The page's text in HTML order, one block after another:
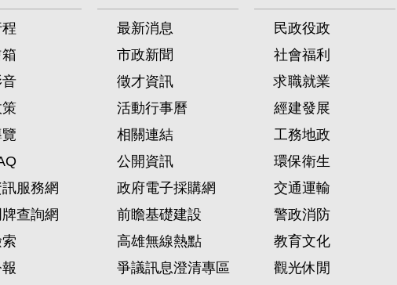
服務網
查詢網
最新消息
市政新聞
徵才資訊
活動行事曆
相關連結
公開資訊
政府電子採購網
前瞻基礎建設
高雄無線熱點
爭議訊息澄清專區
民政役政
社會福利
求職就業
經建發展
工務地政
環保衛生
交通運輸
警政消防
教育文化
觀光休閒